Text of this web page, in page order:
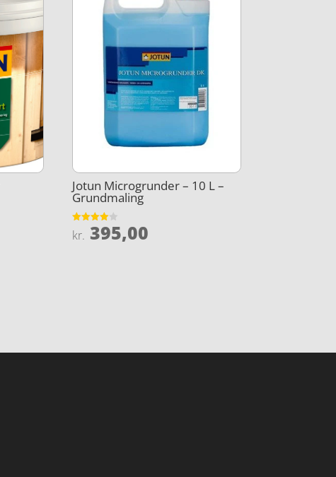
Jotun Microgrunder – 10 L –
Grundmaling
Vurderet
4
kr. 395,00